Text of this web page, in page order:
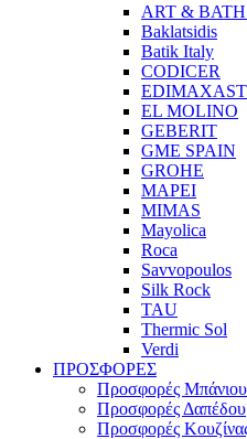
ART &
Baklatsidis
Batik Italy
CODICER
EL MOLINO
GEBERIT
GME SPAIN
GROHE
MAPEI
MIMAS
Mayolica
Roca
Savvopoulos
Silk Rock
TAU
Thermic Sol
Verdi
ΠΡΟΣΦΟΡΕΣ
Προσφορές Μπάνιου
Προσφορές Δαπέδου
Προσφορές